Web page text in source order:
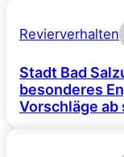
Revierverhalten
Stadt Bad
besonderes
Vorschläge